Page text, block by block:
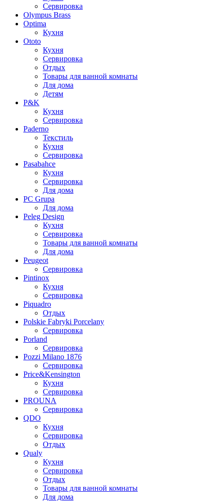
Сервировка
Olympus Brass
Optima
Кухня
Ototo
Кухня
Сервировка
Отдых
Товары для ванной комнаты
Для дома
Детям
P&K
Кухня
Сервировка
Paderno
Текстиль
Кухня
Сервировка
Pasabahce
Кухня
Сервировка
Для дома
PC Grupa
Для дома
Peleg Design
Кухня
Сервировка
Товары для ванной комнаты
Для дома
Peugeot
Сервировка
Pintinox
Кухня
Сервировка
Piquadro
Отдых
Polskie Fabryki Porcelany
Сервировка
Porland
Сервировка
Pozzi Milano 1876
Сервировка
Price&Kensington
Кухня
Сервировка
PROUNA
Сервировка
QDO
Кухня
Сервировка
Отдых
Qualy
Кухня
Сервировка
Отдых
Товары для ванной комнаты
Для дома